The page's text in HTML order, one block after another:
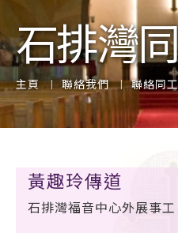
石排灣
主頁 聯絡我們 聯絡同工
黃趣玲傳道
石排灣福音中心外展事工